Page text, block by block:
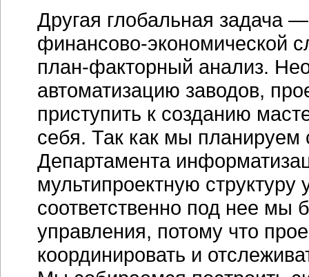
Другая глобальная задача
финансово-экономической
план-факторный анализ.
автоматизацию заводов,
приступить к созданию
себя. Так как мы планируем
Департамента
мультипроектную
соответственно под нее мы
управления, потому что
координировать и